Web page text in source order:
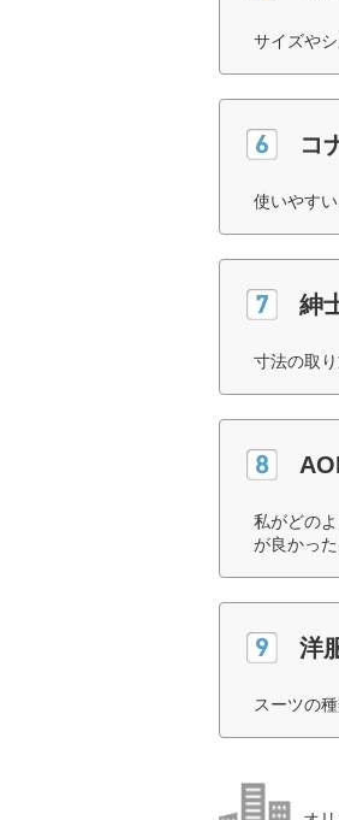
サイズや
コ
使いやす
紳
寸法の取
私がどの
が良かった
洋
スーツの